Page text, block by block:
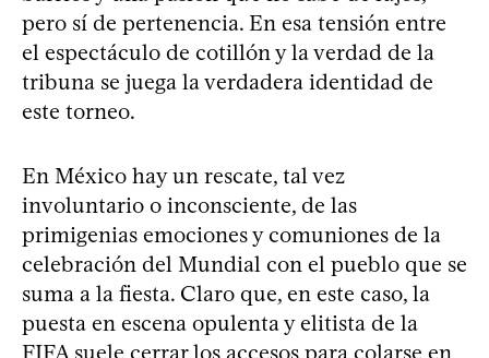
pero sí de pertenencia. En esa tensión entre
el espectáculo de cotillón y la verdad de la
tribuna se juega la verdadera identidad de
este torneo.
En México hay un rescate, tal vez
involuntario o inconsciente, de las
primigenias emociones y comuniones de la
celebración del Mundial con el pueblo que se
suma a la fiesta. Claro que, en este caso, la
puesta en escena opulenta y elitista de la
FIFA suele cerrar los accesos para colarse en